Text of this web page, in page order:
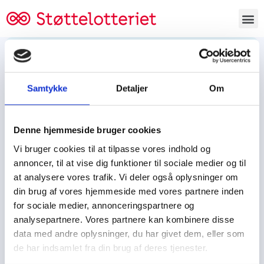
Samtykke Detaljer Om
Denne hjemmeside bruger cookies
Vi bruger cookies til at tilpasse vores indhold og
annoncer, til at vise dig funktioner til sociale medier og til
at analysere vores trafik. Vi deler også oplysninger om
din brug af vores hjemmeside med vores partnere inden
for sociale medier, annonceringspartnere og
analysepartnere. Vores partnere kan kombinere disse
data med andre oplysninger, du har givet dem, eller som
de har indsamlet fra din brug af deres tjenester.
Tjen penge og støt
Tjen penge til:
Spejdere/spejdergruppen/FDF’ere, m.fl.
Kontor
Tjenpengeogstoet.dk
Ejby Industrivej 91
DK – 2600 Glostrup
CVR: 19347508